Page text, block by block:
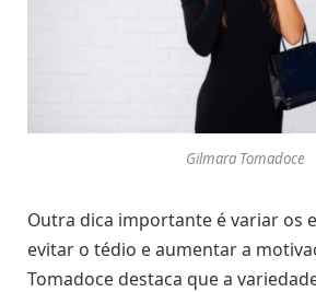
Gilmara Tomadoce
Outra dica importante é variar os
evitar o tédio e aumentar a
Tomadoce destaca que a